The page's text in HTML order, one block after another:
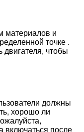
материалов и
точке .
двигателя, чтобы
должны
хорошо ли
включаться после